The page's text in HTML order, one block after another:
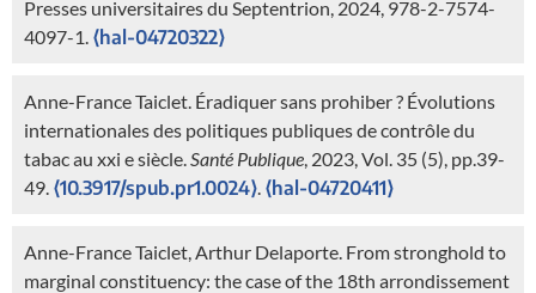
Presses universitaires du Septentrion, 2024, 978-2-7574-
4097-1. ⟨hal-04720322⟩
Anne-France Taiclet. Éradiquer sans prohiber ? Évolutions
internationales des politiques publiques de contrôle du
tabac au xxi e siècle.Santé Publique, 2023, Vol. 35 (5), pp.39-
49. ⟨10.3917/spub.pr1.0024⟩. ⟨hal-04720411⟩
Anne-France Taiclet, Arthur Delaporte. From stronghold to
marginal constituency: the case of the 18th arrondissement